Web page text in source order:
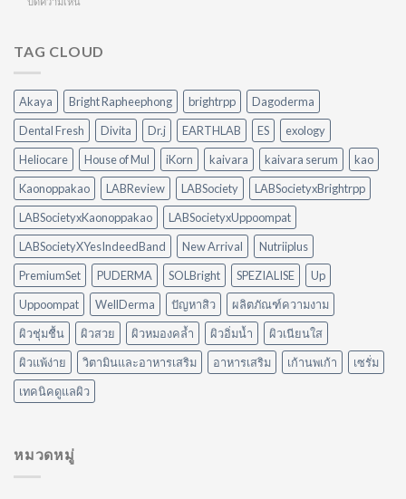
สดชื่น
ครัว
5
คราบ
น้ำมัน
ไม่
ต้อง
ออกแรง
ขัด
Spray
Diffuser
ต่าง
กัน
อย่างไร?
ใช้
อะไร
ดี
ให้
เหมาะ
กับ
บ้าน
ของ
คุณ
TAG CLOUD
Akaya Bright Rapheephong brightrpp
Dagoderma
Dental Fresh
Divita Dr.j EARTHLAB ES
exology
Heliocare
House of Mul iKorn kaivara kaivara serum
kao
Kaonoppakao
LABReview LABSociety
LABSocietyxBrightrpp
LABSocietyxKaonoppakao
LABSocietyxUppoompat
LABSocietyXYesIndeedBand
New Arrival
Nutriiplus
PremiumSet
PUDERMA SOLBright SPEZIALISE
Up
Uppoompat
WellDerma ปัญหาสิว
ผลิตภัณฑ์ความงาม
ผิวชุ่มชื้น
ผิวสวย ผิวหมองคล้ำ ผิวอิ่มน้ำ
ผิวเนียนใส
ผิวแพ้ง่าย
วิตามินและอาหารเสริม อาหารเสริม เก้านพเก้า
เซรั่ม
เทคนิคดูแลผิว
หมวดหมู่